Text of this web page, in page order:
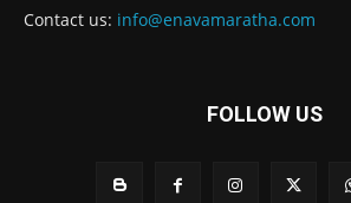
Contact us: info@enavamaratha.com
FOLLOW US